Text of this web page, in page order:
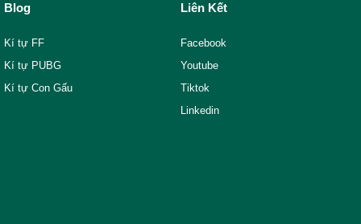
Blog
Kí tự FF
Kí tự PUBG
Kí tự Con Gấu
Liên Kết
Facebook
Youtube
Tiktok
Linkedin